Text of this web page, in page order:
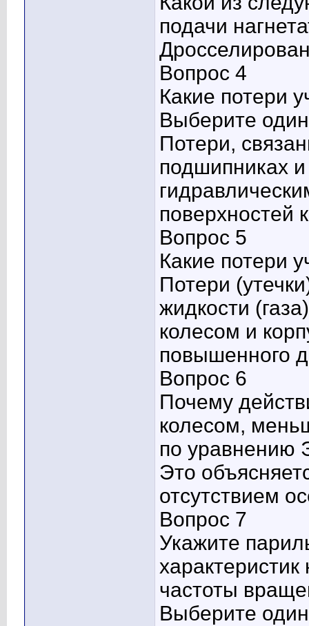
подачи
Вопрос 4
Какие потери
Выберите
Потери,
подшипниках
поверхностей
Вопрос 5
Какие потери
Потери
жидкости
колесом и
повышенного
Вопрос 6
Почему
колесом,
по уравнению
Это
отсутствием
Вопрос 7
Укажите
частоты
Выберите